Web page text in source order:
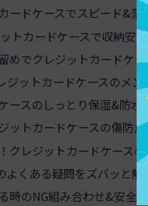
ードケースでスピード&
トカードケースで収納安
めでクレジットカードケー
ジットカードケースのメ
ースのしっとり保湿&防水
ットカードケースの傷防
クレジットカードケース
くある疑問をズバッと解
時のNG組み合わせ&安全